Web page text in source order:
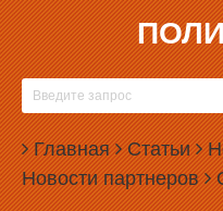
Главная Статьи
Новости партнеров
18.03.2026, 16:36
ПАСЛЕР ЗАПРЕТИЛ
КУРЬЕРАМИ ПО
Губернатор
иностранным гражданам,
работать курьерами и